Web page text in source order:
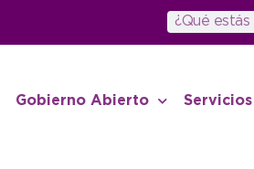
Gobierno Abierto Servicios